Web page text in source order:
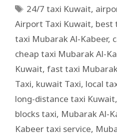
24/7 taxi Kuwait,
Airport Taxi Kuwait, best
taxi Mubarak Al-Kabeer,
cheap taxi Mubarak Al-
Kuwait, fast taxi
Taxi, kuwait Taxi, local
long-distance taxi Kuwait,
blocks taxi, Mubarak Al-
Kabeer taxi service,